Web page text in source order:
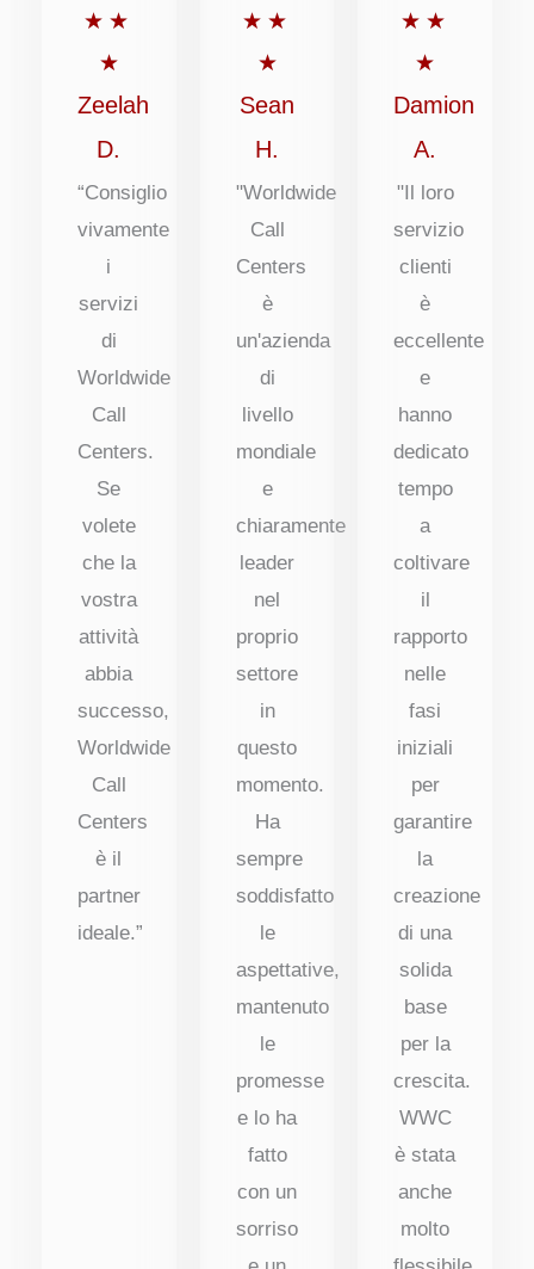
★ ★
★
5
su
5
Zeelah
D.
“Consiglio
vivamente
i
servizi
di
Worldwide
Call
Centers.
Se
volete
che la
vostra
attività
abbia
successo,
Worldwide
Call
Centers
è il
partner
ideale.”
★ ★
★
5
su
5
Sean
H.
"Worldwide
Call
Centers
è
un'azienda
di
livello
mondiale
e
chiaramente
leader
nel
proprio
settore
in
questo
momento.
Ha
sempre
soddisfatto
le
aspettative,
mantenuto
le
promesse
e lo ha
fatto
con un
sorriso
★ ★
★
5
5
Damion
A.
"Il loro
servizio
clienti
è
eccellente
e
hanno
dedicato
tempo
a
coltivare
il
rapporto
nelle
fasi
iniziali
per
garantire
la
creazione
di una
solida
base
per la
crescita.
WWC
è stata
anche
molto